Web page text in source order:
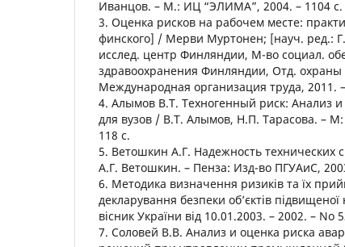
Иванцов. – М.: ИЦ “ЭЛИМА”, 2004. – 1104 с.
3. Оценка рисков на рабочем месте:
финского] / Мерви Муртонен; [науч. ред.:
исслед. центр Финляндии, М-во социал.
здравоохранения Финляндии, Отд. охраны
Международная организация труда, 2011.
4. Алымов В.Т. Техногенный риск: Анализ
для вузов / В.Т. Алымов, Н.П. Тарасова. –
118 с.
5. Ветошкин А.Г. Надежность технических
А.Г. Ветошкин. – Пенза: Изд-во ПГУАиС,
6. Методика визначення ризиків та їх
декларування безпеки об’єктів
вісник України від 10.01.2003. – 2002. – No
7. Соловей В.В. Анализ и оценка риска